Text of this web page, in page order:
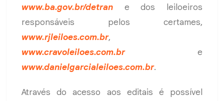
www.ba.gov.br/detran e dos leiloeiros
responsáveis pelos certames,
www.rjleiloes.com.br,
www.cravoleiloes.com.bre
www.danielgarcialeiloes.com.br.
Através do acesso aos editais é possível